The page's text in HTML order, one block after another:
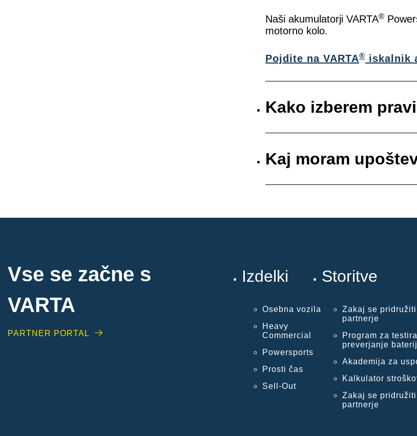
Naši akumulatorji VARTA®
motorno kolo.
Pojdite na VARTA® iskalnik
Kako izberem
Kaj moram
Vse se začne s
VARTA
PARTNER PORTAL
Izdelki
Osebna vozila
Heavy
Commercial
Powersports
Prosti čas
Sell-Out
Storitve
Zakaj se
partnerje
Program za
preverjanje
Akademija za
Kalkulator
Zakaj se
partnerje